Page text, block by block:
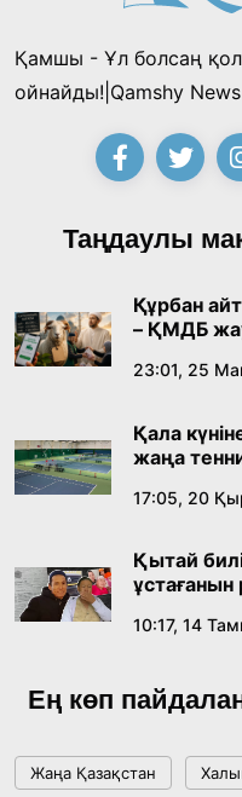
Қамшы - Ұл болсаң
ойнайды!|Qamshy News
Таңдаулы
Құрбан
– ҚМДБ
23:01, 25
Қала
жаңа
17:05, 20
Қытай
10:17, 14
Ең көп
Жаңа Қазақстан